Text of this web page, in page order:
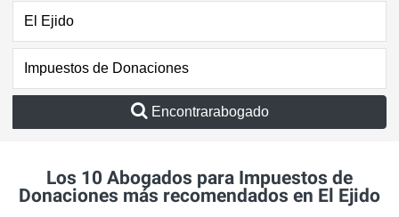
Encontrarabogado
Los 10 Abogados para Impuestos de
Donaciones más recomendados en El Ejido